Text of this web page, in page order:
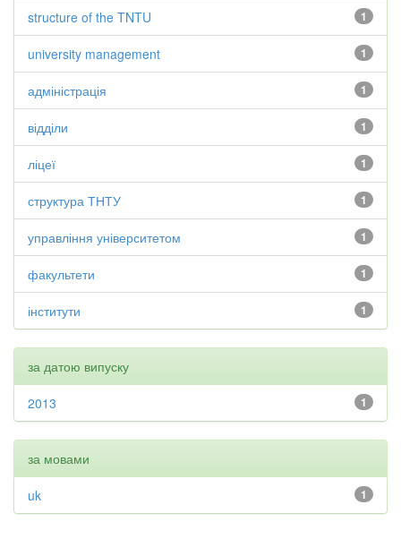
1
structure of the TNTU
1
university management
1
адміністрація
1
відділи
1
ліцеї
1
структура ТНТУ
1
управління університетом
1
факультети
1
інститути
за датою випуску
1
2013
за мовами
1
uk